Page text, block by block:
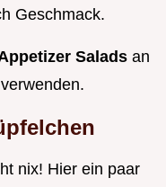
Geschmack.
Salads an
verwenden.
nix! Hier ein paar